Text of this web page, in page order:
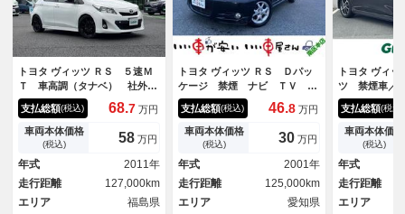
トヨタ ヴィッツ ＲＳ ５速Ｍ
Ｔ 車高調（タナベ） 社外マ
フラー ミラー型前後ドラレ
コ ＳＤナビ（ワンセグＴＶ
ＣＤ ＤＶＤ ＳＤ Ｂｌｕｅ
ｔｏｏｔｈ） 社外１７インチ
アルミホイール 社外１５イン
チアルミ冬タイヤセット有
支払総額(税込) 68.7 万円
車両本体価格
(税込) 58 万円
年式
2011年
走行距離
127,000km
エリア
福島県
トヨタ ヴィッツ ＲＳ Ｄパッ
ケージ 禁煙 ナビ ＴＶ Ｃ
Ｄ ＥＴＣ ５ＭＴ
支払総額(税込) 46.8 万円
車両本体価格
(税込) 30 万円
年式
2001年
走行距離
125,000km
エリア
愛知県
トヨタ ヴィ
ツ 禁煙車／
グＴＶ／バッ
／トヨタセー
ハーフレザー
／オートマチ
先行車発進告
アマット／純
支払総額(税込)
車両本体価格
(税込)
年式
走行距離
エリア